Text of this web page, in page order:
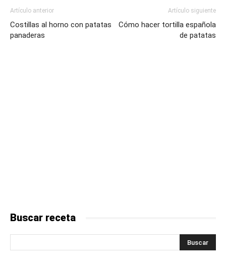
Artículo anterior
Costillas al horno con patatas
panaderas
Artículo siguiente
Cómo hacer tortilla española
de patatas
Buscar receta